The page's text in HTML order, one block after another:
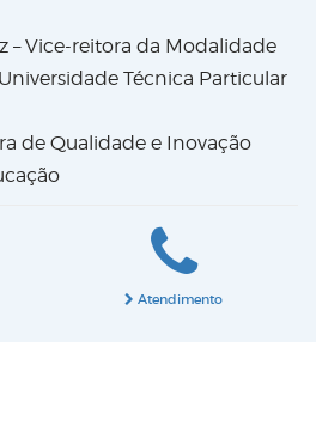
– Vice-reitora da Modalidade
Técnica Particular
de Qualidade e Inovação
Atendimento